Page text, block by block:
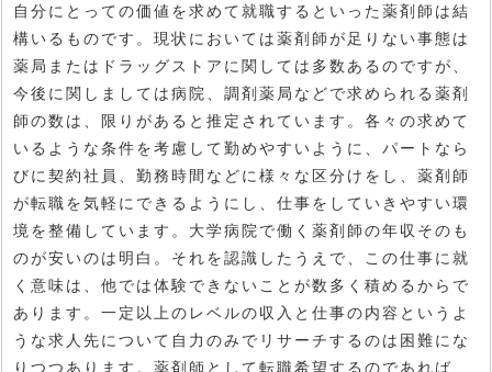
自分にとっての価値を求めて就職するといった薬剤師は結
構いるものです。現状においては薬剤師が足りない事態は
薬局またはドラッグストアに関しては多数あるのですが、
今後に関しましては病院、調剤薬局などで求められる薬剤
師の数は、限りがあると推定されています。各々の求めて
いるような条件を考慮して勤めやすいように、パートなら
びに契約社員、勤務時間などに様々な区分けをし、薬剤師
が転職を気軽にできるようにし、仕事をしていきやすい環
境を整備しています。大学病院で働く薬剤師の年収そのも
のが安いのは明白。それを認識したうえで、この仕事に就
く意味は、他では体験できないことが数多く積めるからで
あります。一定以上のレベルの収入と仕事の内容というよ
うな求人先について自力のみでリサーチするのは困難にな
りつつあります。薬剤師として転職希望するのであれば、